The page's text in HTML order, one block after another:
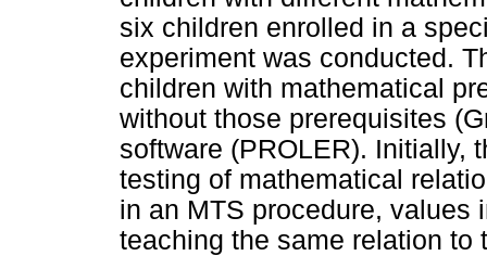
six children enrolled in a
experiment was conducted.
children with mathematical
without those prerequisites
software (PROLER). Initially,
testing of mathematical
in an MTS procedure, values
teaching the same relation to